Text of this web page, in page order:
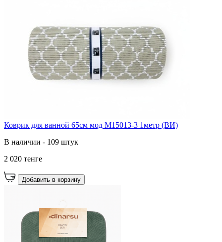
Коврик для ванной 65см мод M15013-3 1метр (ВИ)
В наличии - 109 штук
2 020 тенге
Добавить в корзину